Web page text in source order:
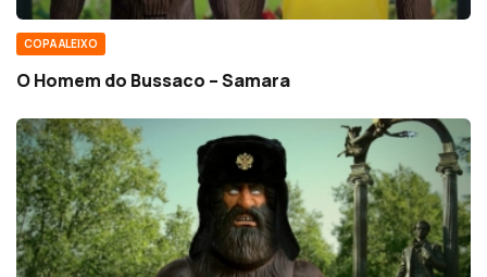
COPA ALEIXO
O Homem do Bussaco – Samara